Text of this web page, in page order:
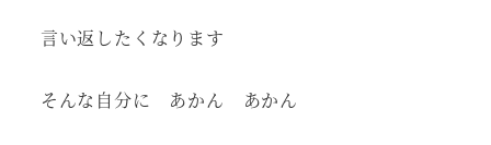
言い返したくなります
そんな自分に あかん あかん